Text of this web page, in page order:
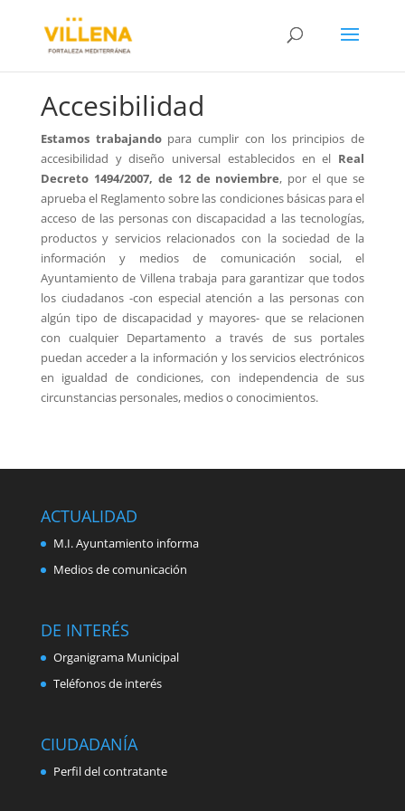
Accesibilidad
Estamos trabajandopara cumplir con los principios de
accesibilidad y diseño universal establecidos en el Real
Decreto 1494/2007, de 12 de noviembre, por el que se
aprueba el Reglamento sobre las condiciones básicas para el
acceso de las personas con discapacidad a las tecnologías,
productos y servicios relacionados con la sociedad de la
información y medios de comunicación social, el
Ayuntamiento de Villena trabaja para garantizar que todos
los ciudadanos -con especial atención a las personas con
algún tipo de discapacidad y mayores- que se relacionen
con cualquier Departamento a través de sus portales
puedan acceder a la información y los servicios electrónicos
en igualdad de condiciones, con independencia de sus
circunstancias personales, medios o conocimientos.
ACTUALIDAD
M.I. Ayuntamiento informa
Medios de comunicación
DE INTERÉS
Organigrama Municipal
Teléfonos de interés
CIUDADANÍA
Perfil del contratante